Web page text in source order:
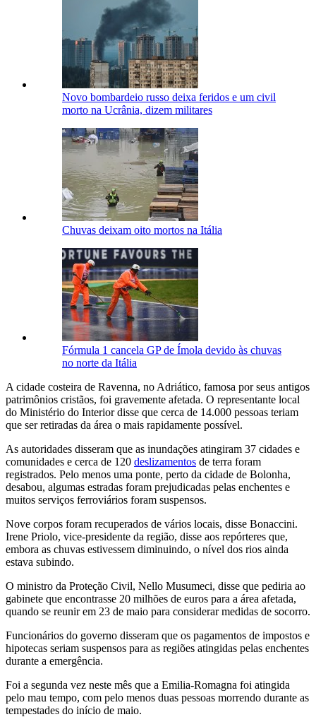
Novo bombardeio russo deixa feridos e um civil
morto na Ucrânia, dizem militares
Chuvas deixam oito mortos na Itália
Fórmula 1 cancela GP de Ímola devido às chuvas
no norte da Itália
A cidade costeira de Ravenna, no Adriático, famosa por seus antigos
patrimônios cristãos, foi gravemente afetada. O representante local
do Ministério do Interior disse que cerca de 14.000 pessoas teriam
que ser retiradas da área o mais rapidamente possível.
As autoridades disseram que as inundações atingiram 37 cidades e
comunidades e cerca de 120 deslizamentos de terra foram
registrados. Pelo menos uma ponte, perto da cidade de Bolonha,
desabou, algumas estradas foram prejudicadas pelas enchentes e
muitos serviços ferroviários foram suspensos.
Nove corpos foram recuperados de vários locais, disse Bonaccini.
Irene Priolo, vice-presidente da região, disse aos repórteres que,
embora as chuvas estivessem diminuindo, o nível dos rios ainda
estava subindo.
O ministro da Proteção Civil, Nello Musumeci, disse que pediria ao
gabinete que encontrasse 20 milhões de euros para a área afetada,
quando se reunir em 23 de maio para considerar medidas de socorro.
Funcionários do governo disseram que os pagamentos de impostos e
hipotecas seriam suspensos para as regiões atingidas pelas enchentes
durante a emergência.
Foi a segunda vez neste mês que a Emilia-Romagna foi atingida
pelo mau tempo, com pelo menos duas pessoas morrendo durante as
tempestades do início de maio.